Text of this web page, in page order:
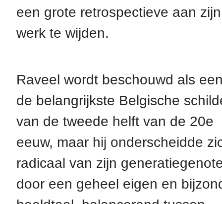
een grote retrospectieve aan zijn
werk te wijden.
Raveel wordt beschouwd als
de belangrijkste Belgische
van de tweede helft van de 20e
eeuw, maar hij onderscheidde
radicaal van zijn
door een geheel eigen en